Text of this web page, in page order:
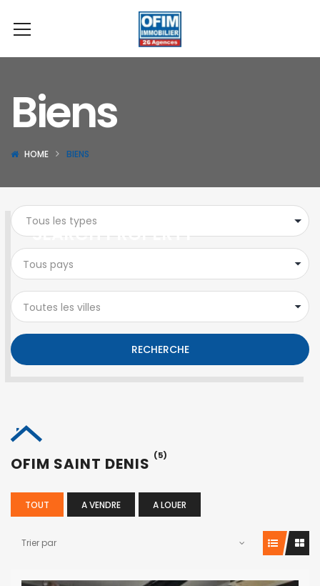
Biens
HOME BIENS
SEARCH PROPERTY
Tous pays
Toutes les villes
RECHERCHE
OFIM SAINT DENIS (5)
TOUT A VENDRE A LOUER
Trier par